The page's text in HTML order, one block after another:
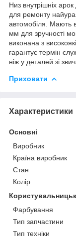
Низ внутрішніх
для ремонту
автомобіля. Мають
мм для зручності
виконана з
гарантує термін
ніж у деталей зі
Приховати
Характеристики
Основні
Виробник
Країна виробник
Стан
Колір
Фарбування
Тип запчастини
Тип техніки